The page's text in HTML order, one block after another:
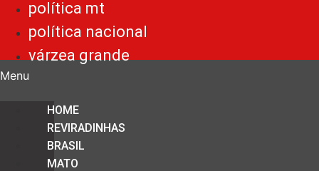
política mt
política nacional
várzea grande
Menu
HOME
REVIRADINHAS
BRASIL
MATO